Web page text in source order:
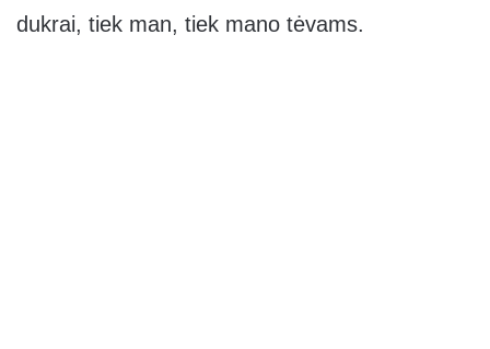
dukrai, tiek man, tiek mano tėvams.